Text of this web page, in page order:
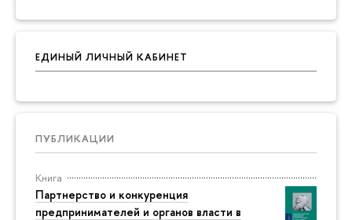
ЕДИНЫЙ ЛИЧНЫЙ КАБИНЕТ
ПУБЛИКАЦИИ
Книга
Партнерство и конкуренция
предпринимателей и органов власти в